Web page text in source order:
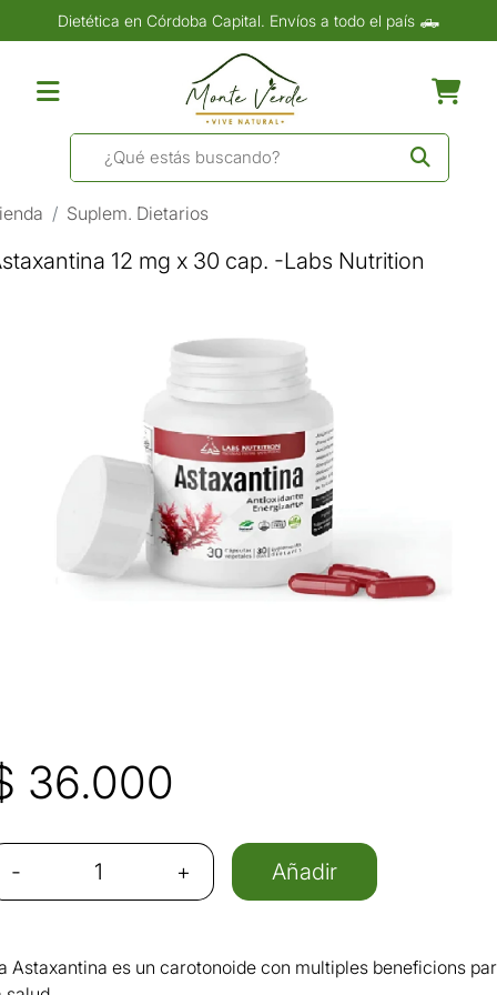
Dietética en Córdoba Capital. Envíos a todo el país 🛻
Suplem. Dietarios
12 mg x 30 cap. -Labs Nutrition
36.000
- + Añadir
Astaxantina es un carotonoide con multiples beneficions